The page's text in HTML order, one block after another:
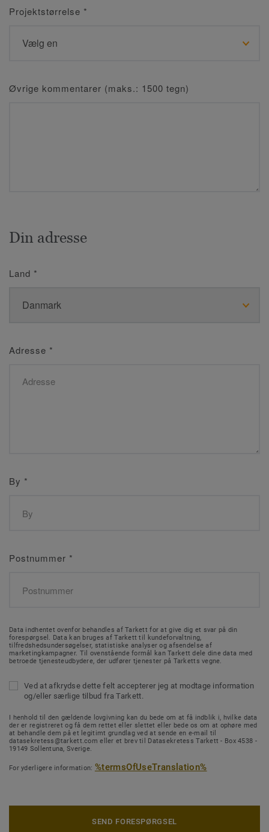
Projektstørrelse *
Øvrige kommentarer (maks.: 1500 tegn)
Din adresse
Land *
Adresse *
By *
Postnummer *
Data indhentet ovenfor behandles af Tarkett for at give dig et svar på din
forespørgsel. Data kan bruges af Tarkett til kundeforvaltning,
tilfredshedsundersøgelser, statistiske analyser og afsendelse af
marketingkampagner. Til ovenstående formål kan Tarkett dele dine data med
betroede tjenesteudbydere, der udfører tjenester på Tarketts vegne.
Ved at afkrydse dette felt accepterer jeg at modtage information
og/eller særlige tilbud fra Tarkett.
I henhold til den gældende lovgivning kan du bede om at få indblik i, hvilke data
der er registreret og få dem rettet eller slettet eller bede os om at ophøre med
at behandle dem på et legitimt grundlag ved at sende en e-mail til
datasekretess@tarkett.com eller et brev til Datasekretess Tarkett - Box 4538 -
19149 Sollentuna, Sverige.
For yderligere information: %termsOfUseTranslation%
SEND FORESPØRGSEL